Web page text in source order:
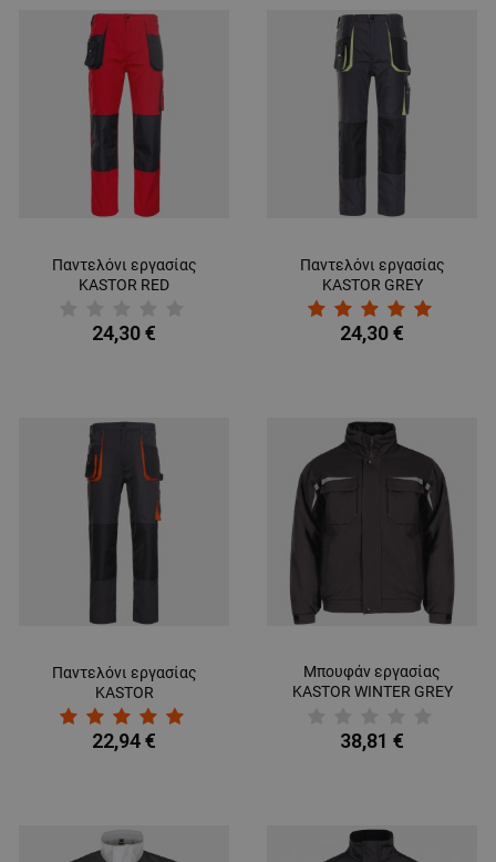
Παντελόνι εργασίας
KASTOR RED
24,30 €
Παντελόνι εργασίας
KASTOR GREY
24,30 €
Παντελόνι εργασίας
KASTOR
22,94 €
Μπουφάν εργασίας
KASTOR WINTER GREY
38,81 €